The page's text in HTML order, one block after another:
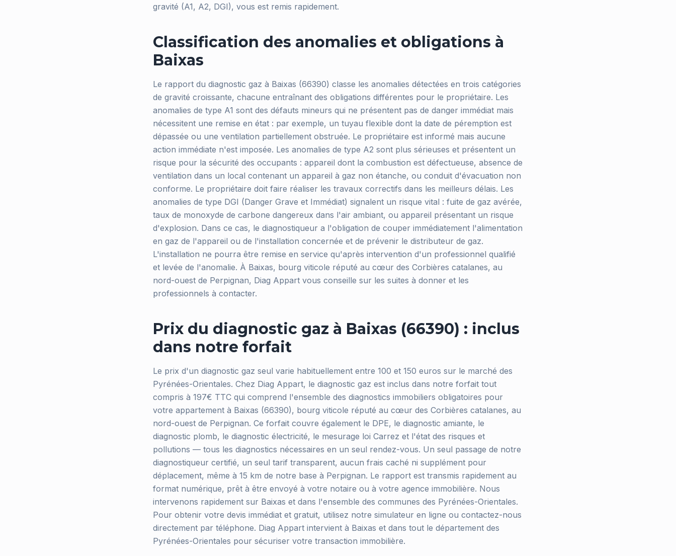
gravité (A1, A2, DGI), vous est remis rapidement.
Classification des anomalies et obligations à
Baixas
Le rapport du diagnostic gaz à Baixas (66390) classe les anomalies détectées en trois catégories
de gravité croissante, chacune entraînant des obligations différentes pour le propriétaire. Les
anomalies de type A1 sont des défauts mineurs qui ne présentent pas de danger immédiat mais
nécessitent une remise en état : par exemple, un tuyau flexible dont la date de péremption est
dépassée ou une ventilation partiellement obstruée. Le propriétaire est informé mais aucune
action immédiate n'est imposée. Les anomalies de type A2 sont plus sérieuses et présentent un
risque pour la sécurité des occupants : appareil dont la combustion est défectueuse, absence de
ventilation dans un local contenant un appareil à gaz non étanche, ou conduit d'évacuation non
conforme. Le propriétaire doit faire réaliser les travaux correctifs dans les meilleurs délais. Les
anomalies de type DGI (Danger Grave et Immédiat) signalent un risque vital : fuite de gaz avérée,
taux de monoxyde de carbone dangereux dans l'air ambiant, ou appareil présentant un risque
d'explosion. Dans ce cas, le diagnostiqueur a l'obligation de couper immédiatement l'alimentation
en gaz de l'appareil ou de l'installation concernée et de prévenir le distributeur de gaz.
L'installation ne pourra être remise en service qu'après intervention d'un professionnel qualifié
et levée de l'anomalie. À Baixas, bourg viticole réputé au cœur des Corbières catalanes, au
nord-ouest de Perpignan, Diag Appart vous conseille sur les suites à donner et les
professionnels à contacter.
Prix du diagnostic gaz à Baixas (66390) : inclus
dans notre forfait
Le prix d'un diagnostic gaz seul varie habituellement entre 100 et 150 euros sur le marché des
Pyrénées-Orientales. Chez Diag Appart, le diagnostic gaz est inclus dans notre forfait tout
compris à 197€ TTC qui comprend l'ensemble des diagnostics immobiliers obligatoires pour
votre appartement à Baixas (66390), bourg viticole réputé au cœur des Corbières catalanes, au
nord-ouest de Perpignan. Ce forfait couvre également le DPE, le diagnostic amiante, le
diagnostic plomb, le diagnostic électricité, le mesurage loi Carrez et l'état des risques et
pollutions — tous les diagnostics nécessaires en un seul rendez-vous. Un seul passage de notre
diagnostiqueur certifié, un seul tarif transparent, aucun frais caché ni supplément pour
déplacement, même à 15 km de notre base à Perpignan. Le rapport est transmis rapidement au
format numérique, prêt à être envoyé à votre notaire ou à votre agence immobilière. Nous
intervenons rapidement sur Baixas et dans l'ensemble des communes des Pyrénées-Orientales.
Pour obtenir votre devis immédiat et gratuit, utilisez notre simulateur en ligne ou contactez-nous
directement par téléphone. Diag Appart intervient à Baixas et dans tout le département des
Pyrénées-Orientales pour sécuriser votre transaction immobilière.